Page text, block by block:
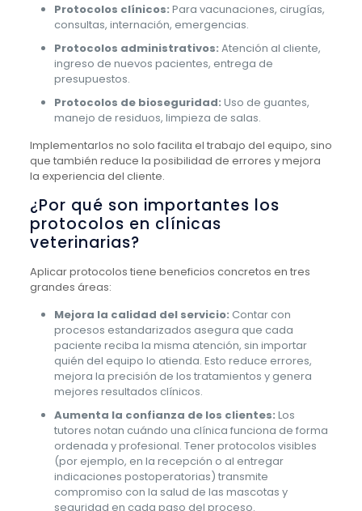
Protocolos clínicos: Para vacunaciones, cirugías,
consultas, internación, emergencias.
Protocolos administrativos: Atención al cliente,
ingreso de nuevos pacientes, entrega de
presupuestos.
Protocolos de bioseguridad: Uso de guantes,
manejo de residuos, limpieza de salas.
Implementarlos no solo facilita el trabajo del equipo, sino
que también reduce la posibilidad de errores y mejora
la experiencia del cliente.
¿Por qué son importantes los
protocolos en clínicas
veterinarias?
Aplicar protocolos tiene beneficios concretos en tres
grandes áreas:
Mejora la calidad del servicio: Contar con
procesos estandarizados asegura que cada
paciente reciba la misma atención, sin importar
quién del equipo lo atienda. Esto reduce errores,
mejora la precisión de los tratamientos y genera
mejores resultados clínicos.
Aumenta la confianza de los clientes: Los
tutores notan cuándo una clínica funciona de forma
ordenada y profesional. Tener protocolos visibles
(por ejemplo, en la recepción o al entregar
indicaciones postoperatorias) transmite
compromiso con la salud de las mascotas y
seguridad en cada paso del proceso.